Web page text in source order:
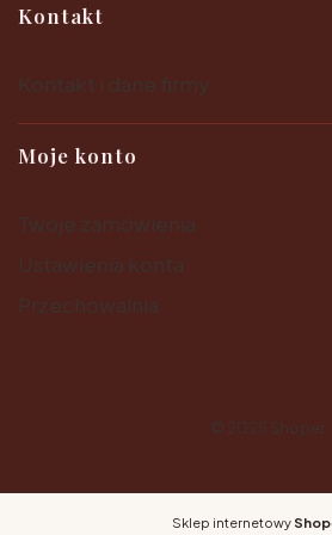
Kontakt
Moje konto
Sklep internetowy